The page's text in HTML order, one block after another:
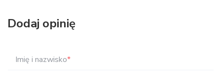
Dodaj opinię
Imię i nazwisko*